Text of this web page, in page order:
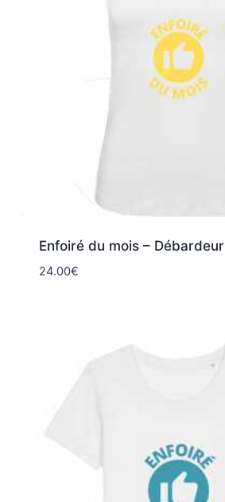
Enfoiré du mois – Débardeur
24.00€